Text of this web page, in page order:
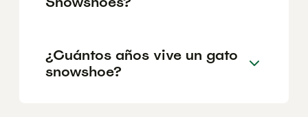
¿Cuántos años vive un gato
snowshoe?